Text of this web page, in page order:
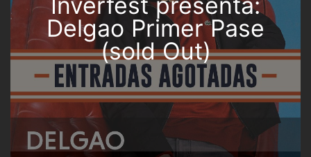
Delgao Primer Pase
(sold Out)